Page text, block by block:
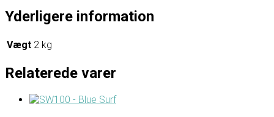
Yderligere information
Vægt 2 kg
Relaterede varer